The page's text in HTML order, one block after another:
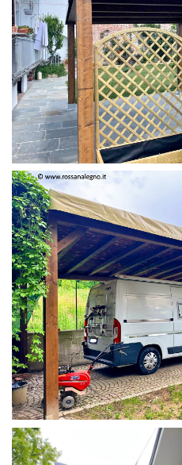
PERGOLA 4 X 3 COLOR MIRTO
COPERTURA CAMPER